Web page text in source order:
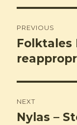
PREVIOUS
Previous
post:
Folktales
NEXT
Next
Nylas –